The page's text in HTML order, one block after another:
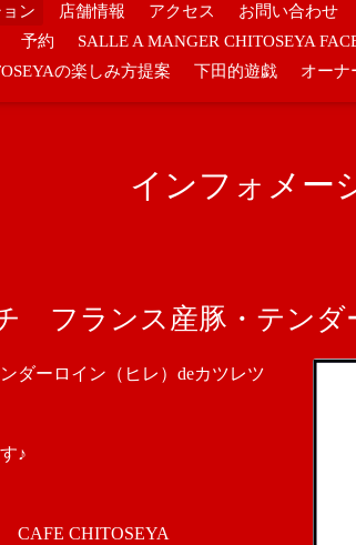
ン 店舗情報 アクセス お問い合わせ
予約 SALLE A MANGER CHITOSEYA
の楽しみ方提案
下田的遊戯 オーナ
インフォメー
フランス産豚・テンダ
ダーロイン（ヒレ）deカツレツ
♪
CHITOSEYA